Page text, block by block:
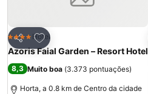
Partilhar
Adicionar aos favoritos
4 EstrelasHotel
Azoris Faial Garden – Resort Hotel
8,3 Muito boa (3.373 pontuações)
Horta, a 0.8 km de Centro da cidade